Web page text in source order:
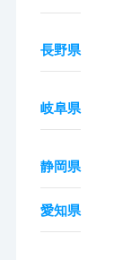
長野県
岐阜県
静岡県
愛知県